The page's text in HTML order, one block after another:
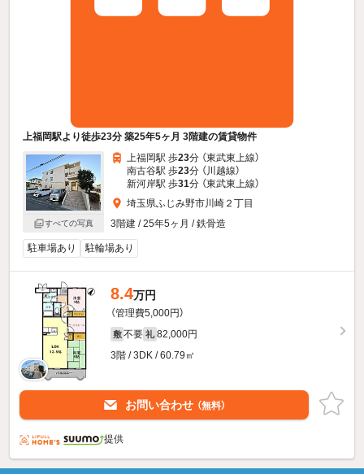
上福岡駅より徒歩23分 築25年5ヶ月 3階建の賃貸物件
すべての写真
上福岡駅 歩23分 （東武東上線）
南古谷駅 歩23分 （川越線）
新河岸駅 歩31分 （東武東上線）
埼玉県ふじみ野市川崎２丁目
3階建 / 25年5ヶ月 / 鉄骨造
駐車場あり 駐輪場あり
8.4万円
（管理費5,000円）
敷 不要 礼 82,000円
3階 / 3DK / 60.79㎡
お問い合わせ （無料）
提供